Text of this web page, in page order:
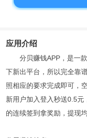
应用介绍
分贝赚钱APP，是一
下新出平台，所以完全靠
照相应的要求完成即可，
新用户加入登入秒送0.5
的连续签到拿奖励，提现